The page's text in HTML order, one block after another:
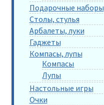
Подарочные наборы
Столы, стулья
Арбалеты, луки
Гаджеты
Компасы, лупы
Компасы
Лупы
Настольные игры
Очки